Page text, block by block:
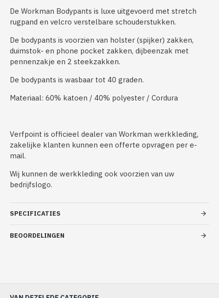
De Workman Bodypants is luxe uitgevoerd met stretch
rugpand en velcro verstelbare schouderstukken.
De bodypants is voorzien van holster (spijker) zakken,
duimstok- en phone pocket zakken, dijbeenzak met
pennenzakje en 2 steekzakken.
De bodypants is wasbaar tot 40 graden.
Materiaal: 60% katoen / 40% polyester / Cordura
Verfpoint is officieel dealer van Workman werkkleding,
zakelijke klanten kunnen een offerte opvragen per e-
mail.
Wij kunnen de werkkleding ook voorzien van uw
bedrijfslogo.
SPECIFICATIES
BEOORDELINGEN